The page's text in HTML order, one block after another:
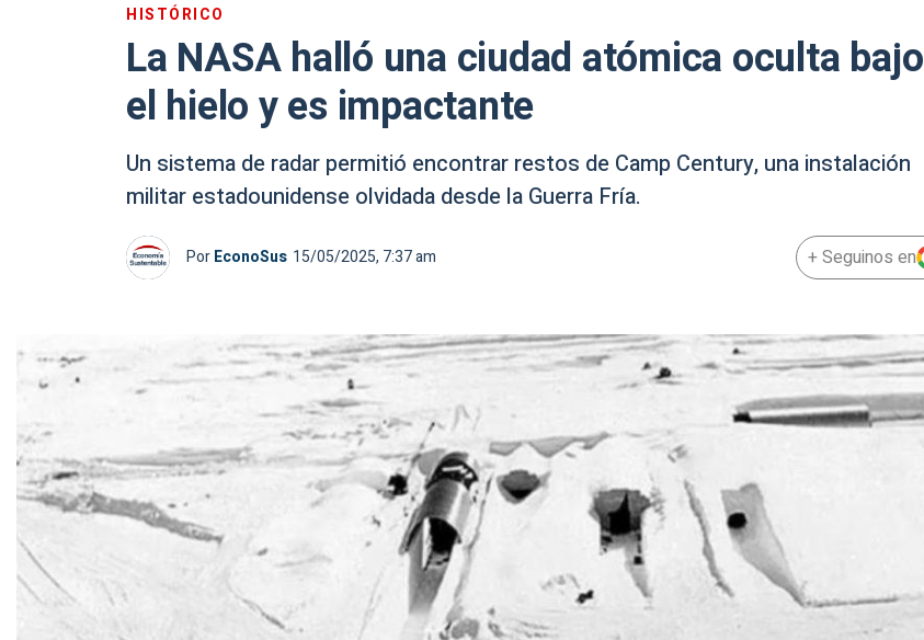
HISTÓRICO
La NASA halló una ciudad atómica oculta bajo
el hielo y es impactante
Un sistema de radar permitió encontrar restos de Camp Century, una instalación
militar estadounidense olvidada desde la Guerra Fría.
PorEconoSus 15/05/2025, 7:37 am + Seguinos en